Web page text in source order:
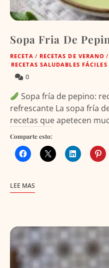
Sopa Fria De
RECETA / RECETAS DE VERANO /
RECETAS SALUDABLES FÁCILES
0
Sopa fría de pepino:
refrescante La sopa fría
recetas que apetecen
Comparte esto:
LEE MAS